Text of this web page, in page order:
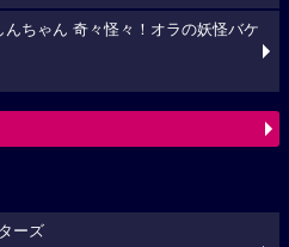
ちゃん 奇々怪々！オラの妖怪バケ
ーズ